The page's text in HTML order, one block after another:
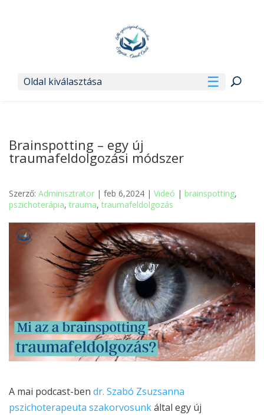
Oldal kiválasztása
Brainspotting – egy új
traumafeldolgozási módszer
Szerző: Adminisztrator | feb 6,2024 | Videó | brainspotting,
pszichoterápia, trauma, traumafeldolgozás
A mai podcast-ben dr. Szabó Zsuzsanna
pszichoterapeuta szakorvosunkáltal egy új